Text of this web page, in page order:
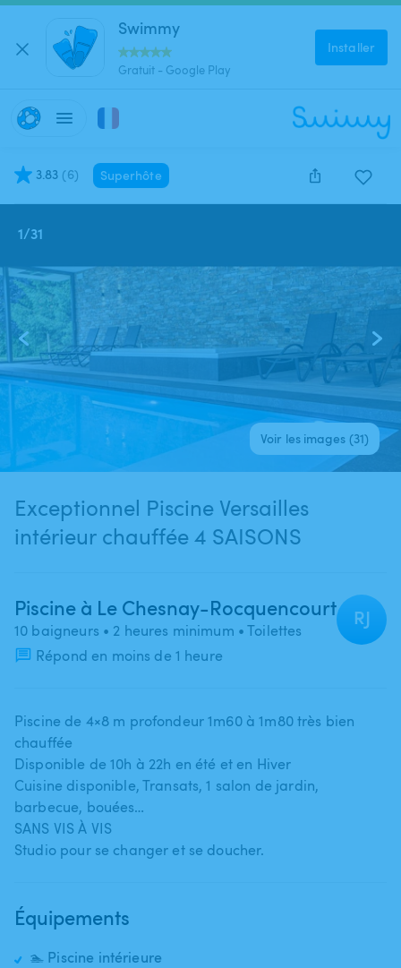
Swimmy
Gratuit - Google Play
Installer
3.83 (6) Superhôte
1/31
Voir les images (31)
Exceptionnel Piscine Versailles
intérieur chauffée 4 SAISONS
Piscine à Le Chesnay-Rocquencourt
10 baigneurs • 2 heures minimum • Toilettes
Répond en moins de 1 heure
RJ
Piscine de 4×8 m profondeur 1m60 à 1m80 très bien
chauffée
Disponible de 10h à 22h en été et en Hiver
Cuisine disponible​,​ Transats​​,​​ 1 salon de jardin​​,​​
barbecue​​,​​ bouées…
SANS VIS À VIS
Studio pour se changer et se doucher.
Équipements
🏊 Piscine intérieure